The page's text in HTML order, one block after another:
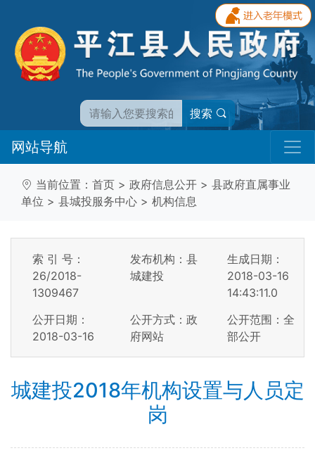
搜索
网站导航
当前位置： 首页 > 政府信息公开 > 县政府直属事业
单位 > 县城投服务中心 > 机构信息
索 引 号：
26/2018-
1309467
发布机构：县
城建投
生成日期：
2018-03-16
14:43:11.0
公开日期：
2018-03-16
公开方式：政
府网站
公开范围：全
部公开
城建投2018年机构设置与人员定
岗